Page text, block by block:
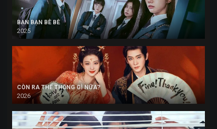
BẠN BẠN BÈ BÈ
2025
CÒN RA THỂ THỐNG GÌ NỮA?
2026